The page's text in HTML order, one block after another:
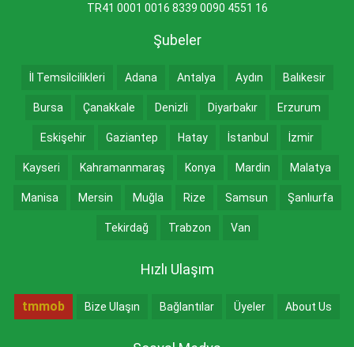
TR41 0001 0016 8339 0090 4551 16
Şubeler
İl Temsilcilikleri Adana Antalya Aydın Balıkesir
Bursa Çanakkale Denizli Diyarbakır Erzurum
Eskişehir Gaziantep Hatay İstanbul İzmir
Kayseri Kahramanmaraş Konya Mardin Malatya
Manisa Mersin Muğla Rize Samsun Şanlıurfa
Tekirdağ Trabzon Van
Hızlı Ulaşım
tmmob Bize Ulaşın Bağlantılar Üyeler About Us